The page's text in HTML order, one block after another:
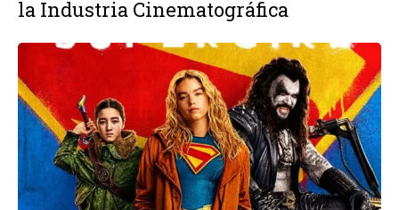
la Industria Cinematográfica